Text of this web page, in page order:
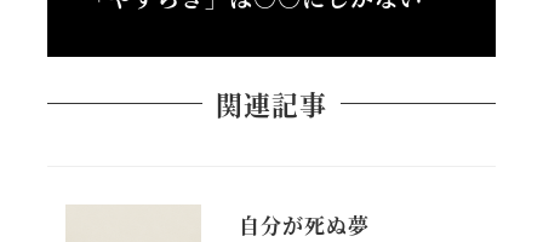
関連記事
自分が死ぬ夢